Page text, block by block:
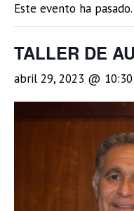
Este evento ha pasado.
TALLER DE
abril 29, 2023 @ 10:30